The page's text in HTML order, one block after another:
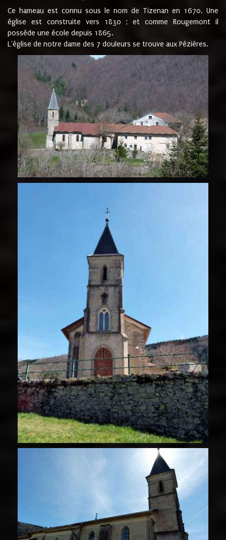
Ce hameau est connu sous le nom de Tizenan en 1670. Une
église est construite vers 1830 ; et comme Rougemont il
possède une école depuis 1865.
L'église de notre dame des 7 douleurs se trouve aux Pézières.